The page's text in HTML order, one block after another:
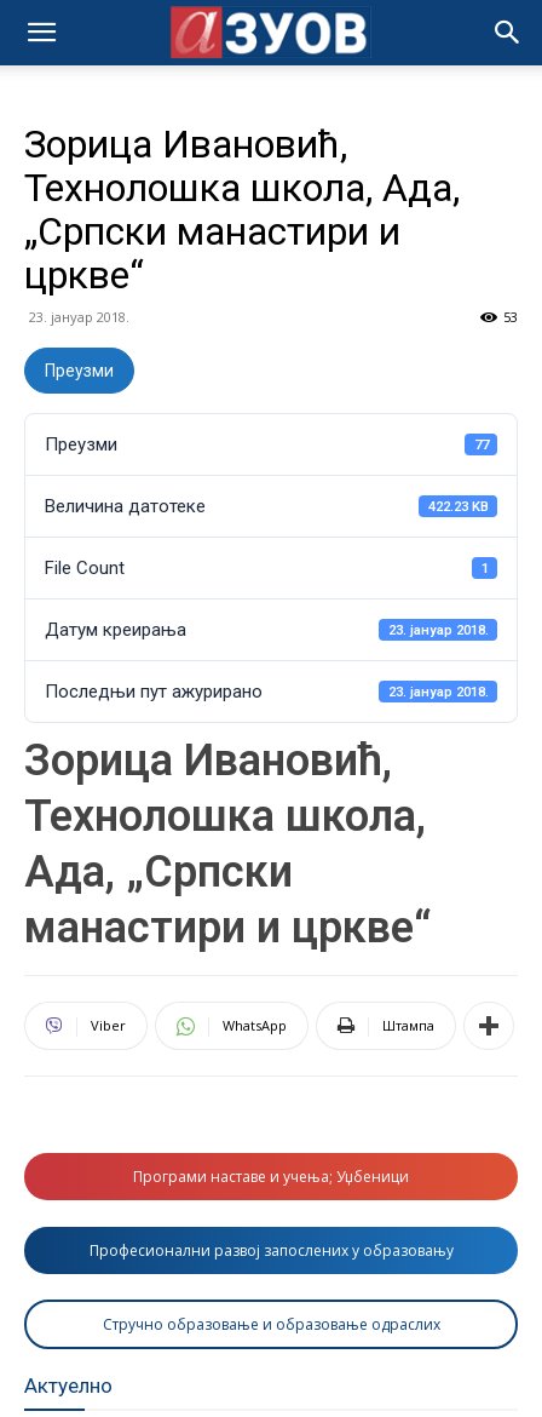
Зорица Ивановић,
Технолошка школа, Ада,
„Српски манастири и
цркве“
23. јануар 2018. 53
Преузми
Преузми 77
Величина датотеке 422.23 KB
File Count 1
Датум креирања 23. јануар 2018.
Последњи пут ажурирано 23. јануар 2018.
Зорица Ивановић,
Технолошка школа,
Ада, „Српски
манастири и цркве“
Viber WhatsApp Штампа
Програми наставе и учења; Уџбеници
Професионални развој запослених у образовању
Стручно образовање и образовање одраслих
Актуелно